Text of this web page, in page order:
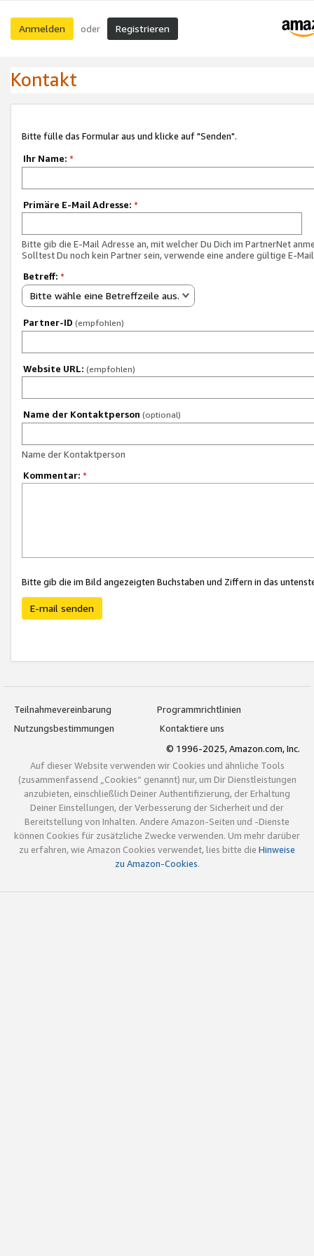
Anmelden oder Registrieren
Kontakt
Bitte fülle das Formular aus und klicke auf "Senden".
Ihr Name: *
Primäre E-Mail Adresse: *
Bitte gib die E-Mail Adresse an, mit welcher Du Dich im PartnerNet
Solltest Du noch kein Partner sein, verwende eine andere gültige E-
Betreff: *
Bitte wähle eine Betreffzeile aus.
Partner-ID (empfohlen)
Website URL: (empfohlen)
Name der Kontaktperson (optional)
Name der Kontaktperson
Kommentar: *
Bitte gib die im Bild angezeigten Buchstaben und Ziffern in das
E-mail senden
Teilnahmevereinbarung
Programmrichtlinien
Nutzungsbestimmungen
Kontaktiere uns
© 1996-2025, Amazon.com, Inc.
Auf dieser Website verwenden wir Cookies und ähnliche Tools
(zusammenfassend „Cookies“ genannt) nur, um Dir Dienstleistungen
anzubieten, einschließlich Deiner Authentifizierung, der Erhaltung
Deiner Einstellungen, der Verbesserung der Sicherheit und der
Bereitstellung von Inhalten. Andere Amazon-Seiten und -Dienste
können Cookies für zusätzliche Zwecke verwenden. Um mehr darüber
zu erfahren, wie Amazon Cookies verwendet, lies bitte die Hinweise
zu Amazon-Cookies.